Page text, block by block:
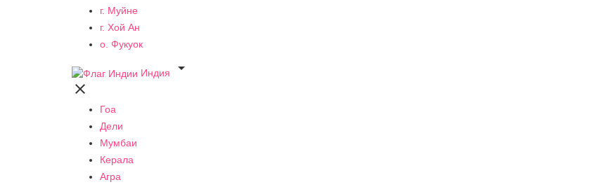
г. Муйне
г. Хой Ан
о. Фукуок
Индия


Гоа
Дели
Мумбаи
Керала
Агра